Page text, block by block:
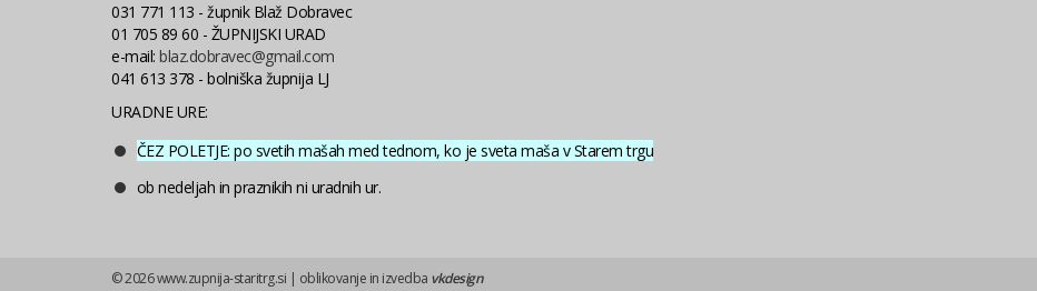
031 771 113 - župnik Blaž Dobravec
01 705 89 60 - ŽUPNIJSKI URAD
e-mail: blaz.dobravec@gmail.com
041 613 378 - bolniška župnija LJ
URADNE URE:
ČEZ POLETJE: po svetih mašah med tednom, ko je sveta maša v Starem trgu
ob nedeljah in praznikih ni uradnih ur.
© 2026 www.zupnija-staritrg.si | oblikovanje in izvedba vkdesign